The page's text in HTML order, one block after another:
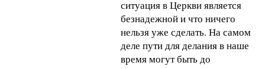
ситуация в Церкви является
безнадежной и что ничего
нельзя уже сделать. На самом
деле пути для делания в наше
время могут быть до